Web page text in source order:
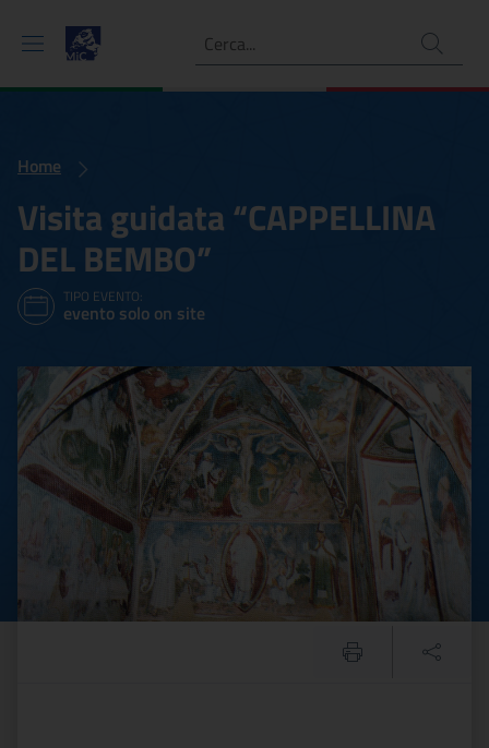
Ricerca
Home
Visita guidata “CAPPELLINA
DEL BEMBO”
TIPO EVENTO:
evento solo on site
Visita guidata